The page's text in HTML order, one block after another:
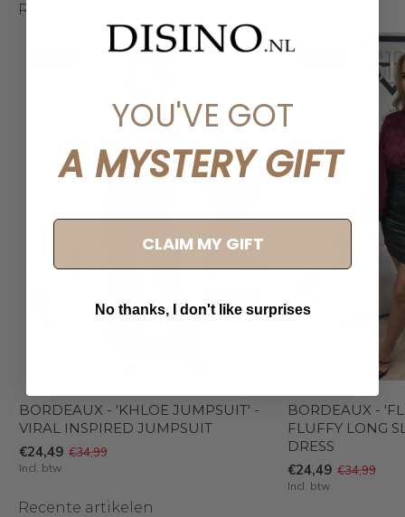
Related articles
BORDEAUX - 'KHLOE JUMPSUIT' -
VIRAL INSPIRED JUMPSUIT
€24,49 €34,99
Incl. btw
BORDEAUX -
FLUFFY LONG
DRESS
€24,49 €34,99
Incl. btw
Recente artikelen
YOU'VE GOT
A MYSTERY GIFT
CLAIM MY GIFT
No thanks, I don't like surprises